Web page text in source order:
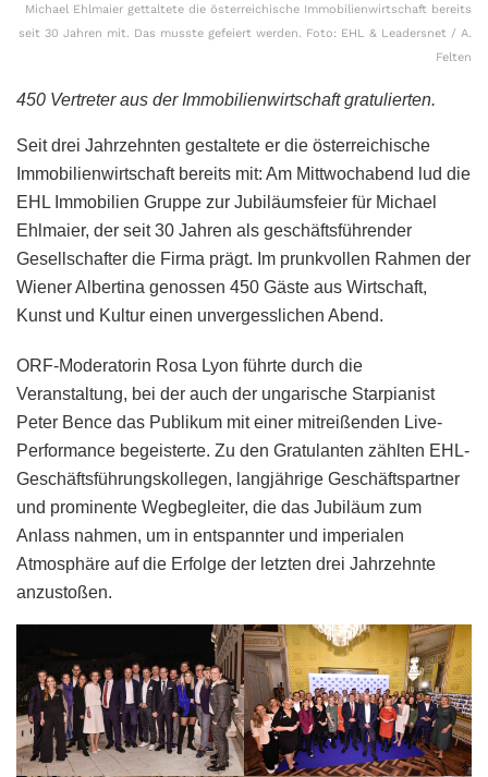
Michael Ehlmaier gettaltete die österreichische Immobilienwirtschaft bereits
seit 30 Jahren mit. Das musste gefeiert werden. Foto: EHL & Leadersnet / A.
Felten
450 Vertreter aus der Immobilienwirtschaft gratulierten.
Seit drei Jahrzehnten gestaltete er die österreichische
Immobilienwirtschaft bereits mit: Am Mittwochabend lud die
EHL Immobilien Gruppe zur Jubiläumsfeier für Michael
Ehlmaier, der seit 30 Jahren als geschäftsführender
Gesellschafter die Firma prägt. Im prunkvollen Rahmen der
Wiener Albertina genossen 450 Gäste aus Wirtschaft,
Kunst und Kultur einen unvergesslichen Abend.
ORF-Moderatorin Rosa Lyon führte durch die
Veranstaltung, bei der auch der ungarische Starpianist
Peter Bence das Publikum mit einer mitreißenden Live-
Performance begeisterte. Zu den Gratulanten zählten EHL-
Geschäftsführungskollegen, langjährige Geschäftspartner
und prominente Wegbegleiter, die das Jubiläum zum
Anlass nahmen, um in entspannter und imperialen
Atmosphäre auf die Erfolge der letzten drei Jahrzehnte
anzustoßen.